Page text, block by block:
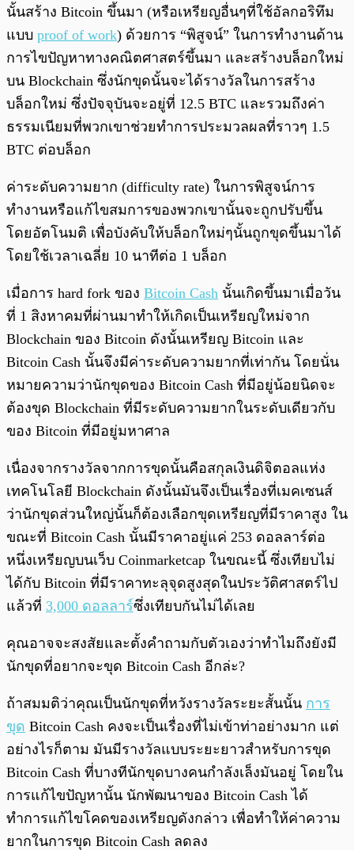
นั้นสร้าง Bitcoin ขึ้นมา (หรือเหรียญอื่นๆที่ใช้อัลกอริทึม
แบบ proof of work) ด้วยการ “พิสูจน์” ในการทำงานด้าน
การไขปัญหาทางคณิตศาสตร์ขึ้นมา และสร้างบล็อกใหม่
บน Blockchain ซึ่งนักขุดนั้นจะได้รางวัลในการสร้าง
บล็อกใหม่ ซึ่งปัจจุบันจะอยู่ที่ 12.5 BTC และรวมถึงค่า
ธรรมเนียมที่พวกเขาช่วยทำการประมวลผลที่ราวๆ 1.5
BTC ต่อบล็อก
ค่าระดับความยาก (difficulty rate) ในการพิสูจน์การ
ทำงานหรือแก้ไขสมการของพวกเขานั้นจะถูกปรับขึ้น
โดยอัตโนมติ เพื่อบังคับให้บล็อกใหม่ๆนั้นถูกขุดขึ้นมาได้
โดยใช้เวลาเฉลี่ย 10 นาทีต่อ 1 บล็อก
เมื่อการ hard fork ของ Bitcoin Cash นั้นเกิดขึ้นมาเมื่อวัน
ที่ 1 สิงหาคมที่ผ่านมาทำให้เกิดเป็นเหรียญใหม่จาก
Blockchain ของ Bitcoin ดังนั้นเหรียญ Bitcoin และ
Bitcoin Cash นั้นจึงมีค่าระดับความยากที่เท่ากัน โดยนั่น
หมายความว่านักขุดของ Bitcoin Cash ที่มีอยู่น้อยนิดจะ
ต้องขุด Blockchain ที่มีระดับความยากในระดับเดียวกับ
ของ Bitcoin ที่มีอยู่มหาศาล
เนื่องจากรางวัลจากการขุดนั้นคือสกุลเงินดิจิตอลแห่ง
เทคโนโลยี Blockchain ดังนั้นมันจึงเป็นเรื่องที่เมคเซนส์
ว่านักขุดส่วนใหญ่นั้นก็ต้องเลือกขุดเหรียญที่มีราคาสูง ใน
ขณะที่ Bitcoin Cash นั้นมีราคาอยู่แค่ 253 ดอลลาร์ต่อ
หนึ่งเหรียญบนเว็บ Coinmarketcap ในขณะนี้ ซึ่งเทียบไม่
ได้กับ Bitcoin ที่มีราคาทะลุจุดสูงสุดในประวัติศาสตร์ไป
แล้วที่ 3,000 ดอลลาร์ซึ่งเทียบกันไม่ได้เลย
คุณอาจจะสงสัยและตั้งคำถามกับตัวเองว่าทำไมถึงยังมี
นักขุดที่อยากจะขุด Bitcoin Cash อีกล่ะ?
ถ้าสมมติว่าคุณเป็นนักขุดที่หวังรางวัลระยะสั้นนั้น การ
ขุด Bitcoin Cash คงจะเป็นเรื่องที่ไม่เข้าท่าอย่างมาก แต่
อย่างไรก็ตาม มันมีรางวัลแบบระยะยาวสำหรับการขุด
Bitcoin Cash ที่บางทีนักขุดบางคนกำลังเล็งมันอยู่ โดยใน
การแก้ไขปัญหานั้น นักพัฒนาของ Bitcoin Cash ได้
ทำการแก้ไขโคดของเหรียญดังกล่าว เพื่อทำให้ค่าความ
ยากในการขุด Bitcoin Cash ลดลง